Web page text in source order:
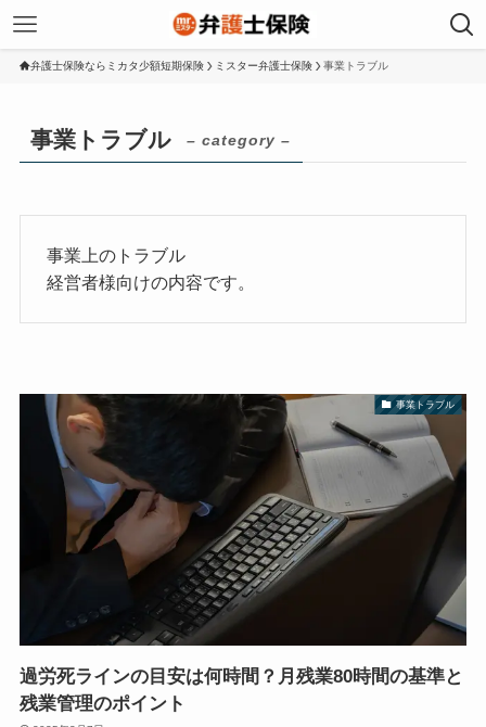
弁護士保険ならミカタ少額短期保険 ミスター弁護士保険 事業トラブル
事業トラブル – category –
事業上のトラブル
経営者様向けの内容です。
事業トラブル
過労死ラインの目安は何時間？月残業80時間の基準と
残業管理のポイント